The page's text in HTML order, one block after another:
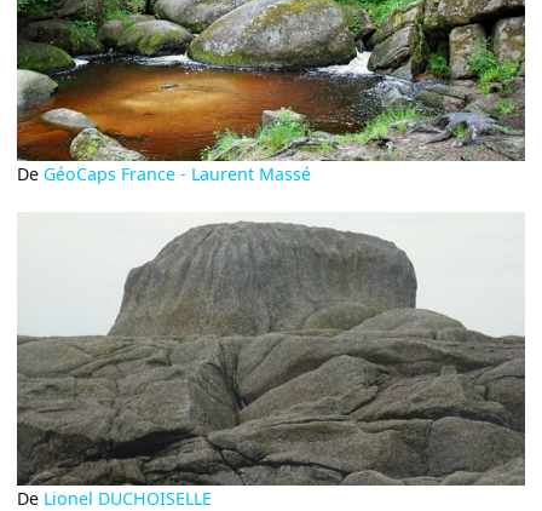
De GéoCaps France - Laurent Massé
De Lionel DUCHOISELLE